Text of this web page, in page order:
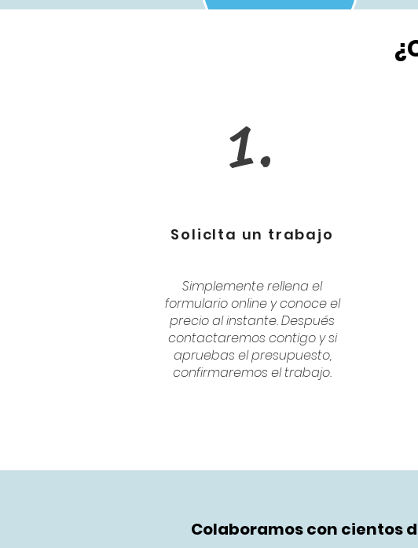
1.
SolicIta un trabajo
Simplemente rellena el
formulario online y conoce el
precio al instante. Después
contactaremos contigo y si
apruebas el presupuesto,
confirmaremos el trabajo.
Colaboramos con cientos